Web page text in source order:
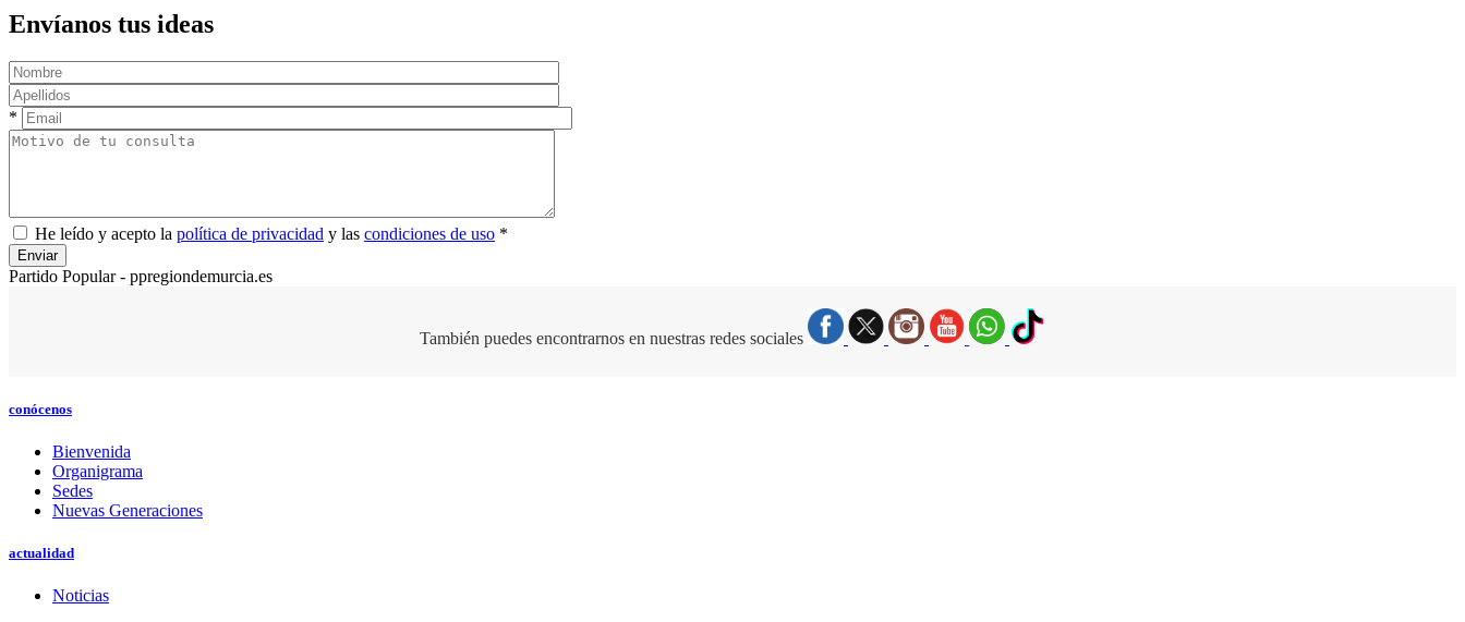
Envíanos tus ideas
*
He leído y acepto la política de privacidad y las condiciones de uso *
Partido Popular - ppregiondemurcia.es
También puedes encontrarnos en nuestras redes sociales
conócenos
Bienvenida
Organigrama
Sedes
Nuevas Generaciones
actualidad
Noticias